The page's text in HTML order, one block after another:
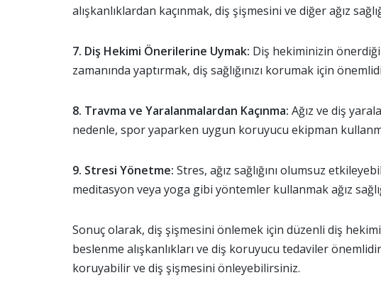
alışkanlıklardan kaçınmak, diş şişmesini ve diğer ağız
7. Diş Hekimi Önerilerine Uymak: Diş hekiminizin
zamanında yaptırmak, diş sağlığınızı korumak için
8. Travma ve Yaralanmalardan Kaçınma: Ağız ve diş
nedenle, spor yaparken uygun koruyucu ekipman
9. Stresi Yönetme: Stres, ağız sağlığını olumsuz
meditasyon veya yoga gibi yöntemler kullanmak ağız
Sonuç olarak, diş şişmesini önlemek için düzenli diş
beslenme alışkanlıkları ve diş koruyucu tedaviler
koruyabilir ve diş şişmesini önleyebilirsiniz.